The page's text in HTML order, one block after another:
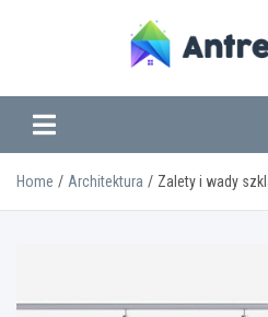
Home Architektura Zalety i wady